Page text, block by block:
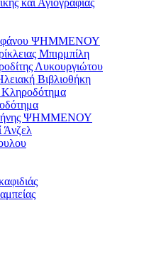
ΨΗΜΜΕΝΟΥ
Μπιρμπίλη
Λυκουργιώτου
Βιβλιοθήκη
Κληροδότημα
ΨΗΜΜΕΝΟΥ
Άνζελ